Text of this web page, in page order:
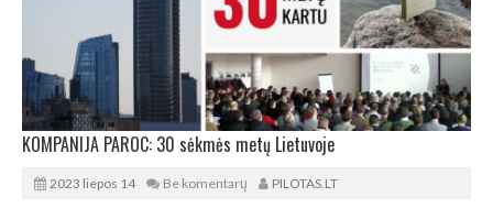
KOMPANIJA PAROC: 30 sėkmės metų Lietuvoje
2023 liepos 14 Be komentarų PILOTAS.LT